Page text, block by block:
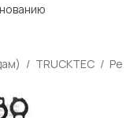
TRUCKTEC